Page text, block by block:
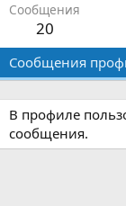
Сообщения
20
Сообщения
В профиле
сообщения.